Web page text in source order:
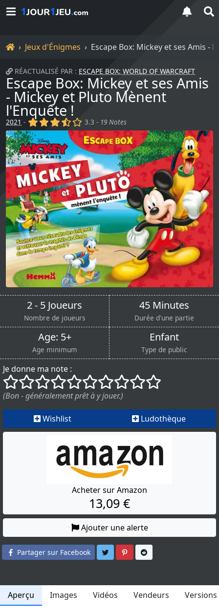
Accueil
Jeux d'Énigmes Escape Box: Mickey et ses Amis -
RÉACTUALISÉ PAR : ESCAPE BOX: WORLD OF WARCRAFT
Escape Box: Mickey et ses Amis
- Mickey et Pluto Mènent
l'Enquête !
2021 - (x) (x) (x) (,) ()
3.3 - 19 Notes
2 - 5 Joueurs
Nombre de joueurs
45 Minutes
Durée d'une partie
Age: 5+
Age minimum
Enfant
Type de public
Je donne ma note :
()
() () () () () () () ()
()
(Bon - généralement prêt à y jouer.)
Wishlist Ludothèque
Acheter sur Amazon
13,09 €
Ajouter une alerte
Partager sur Facebook Partager sur Twitter
Partager sur Pinterest
Aperçu Images Vidéos Vendeurs Versions